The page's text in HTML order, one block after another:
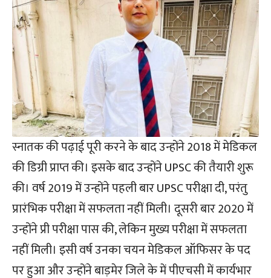
स्नातक की पढ़ाई पूरी करने के बाद उन्होंने 2018 में मेडिकल
की डिग्री प्राप्त की। इसके बाद उन्होंने UPSC की तैयारी शुरू
की। वर्ष 2019 में उन्होंने पहली बार UPSC परीक्षा दी, परंतु
प्रारंभिक परीक्षा में सफलता नहीं मिली। दूसरी बार 2020 में
उन्होंने प्री परीक्षा पास की, लेकिन मुख्य परीक्षा में सफलता
नहीं मिली। इसी वर्ष उनका चयन मेडिकल ऑफिसर के पद
पर हुआ और उन्होंने बाड़मेर जिले के में पीएचसी में कार्यभार